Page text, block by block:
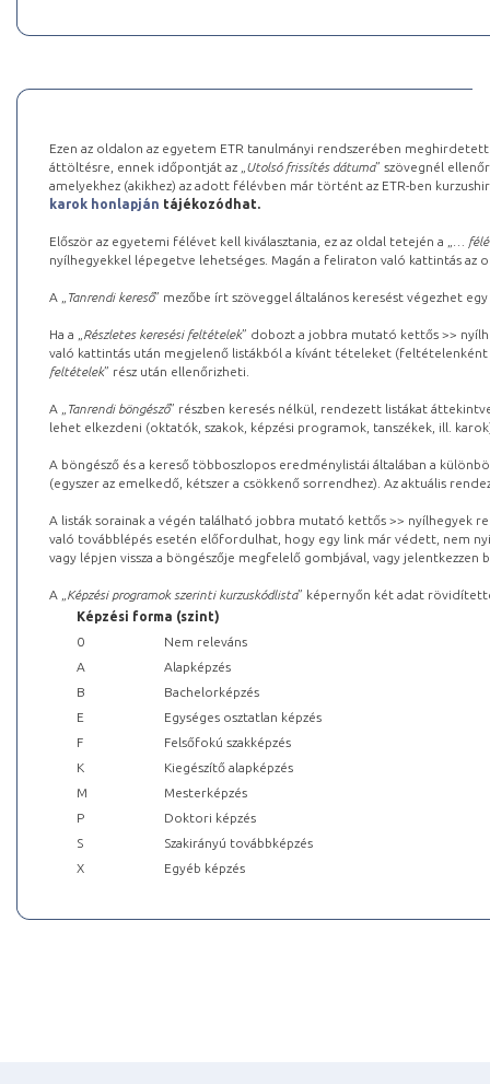
Ezen az oldalon az egyetem ETR tanulmányi rendszerében
áttöltésre, ennek időpontját az „ Utolsó frissítés dátuma” szövegnél
amelyekhez (akikhez) az adott félévben már történt az ETR-ben
karok honlapján tájékozódhat.
Először az egyetemi félévet kell kiválasztania, ez az oldal tetején a „
…
nyílhegyekkel lépegetve lehetséges. Magán a feliraton való kattintás az
A „ Tanrendi kereső” mezőbe írt szöveggel általános keresést végezhet
Ha a „ Részletes keresési feltételek” dobozt a jobbra mutató kettős >>
való kattintás után megjelenő listákból a kívánt tételeket (feltételenként
feltételek” rész után ellenőrizheti.
A „ Tanrendi böngésző” részben keresés nélkül, rendezett listákat
lehet elkezdeni (oktatók, szakok, képzési programok, tanszékek, ill.
A böngésző és a kereső többoszlopos eredménylistái általában a
(egyszer az emelkedő, kétszer a csökkenő sorrendhez). Az aktuális
A listák sorainak a végén található jobbra mutató kettős >> nyílhegyek
való továbblépés esetén előfordulhat, hogy egy link már védett, nem
vagy lépjen vissza a böngészője megfelelő gombjával, vagy
A „ Képzési programok szerinti kurzuskódlista” képernyőn két adat
Képzési forma (szint)
0
Nem releváns
A
Alapképzés
B
Bachelorképzés
E
Egységes osztatlan képzés
F
Felsőfokú szakképzés
K
Kiegészítő alapképzés
M
Mesterképzés
P
Doktori képzés
S
Szakirányú továbbképzés
X
Egyéb képzés